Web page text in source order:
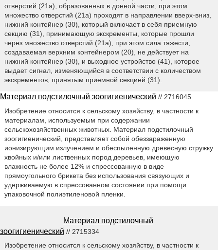
отверстий (21а), образованных в донной части, при этом
множество отверстий (21а) проходят в направлении вверх-вниз,
нижний контейнер (30), который включает в себя приемную
секцию (31), принимающую экскременты, которые прошли
через множество отверстий (21а), при этом сила тяжести,
создаваемая верхним контейнером (20), не действует на
нижний контейнер (30), и выходное устройство (41), которое
выдает сигнал, изменяющийся в соответствии с количеством
экскрементов, принятым приемной секцией (31).
Материал подстилочный зоогигиенический // 2716045
Изобретение относится к сельскому хозяйству, в частности к
материалам, используемым при содержании
сельскохозяйственных животных. Материал подстилочный
зоогигиенический, представляет собой обеззараженную
ионизирующим излучением и обеспыленную древесную стружку
хвойных и/или лиственных пород деревьев, имеющую
влажность не более 12% и спрессованную в виде
прямоугольного брикета без использования связующих и
удерживаемую в спрессованном состоянии при помощи
упаковочной полиэтиленовой пленки.
Материал подстилочный
зоогигиенический // 2715334
Изобретение относится к сельскому хозяйству, в частности к